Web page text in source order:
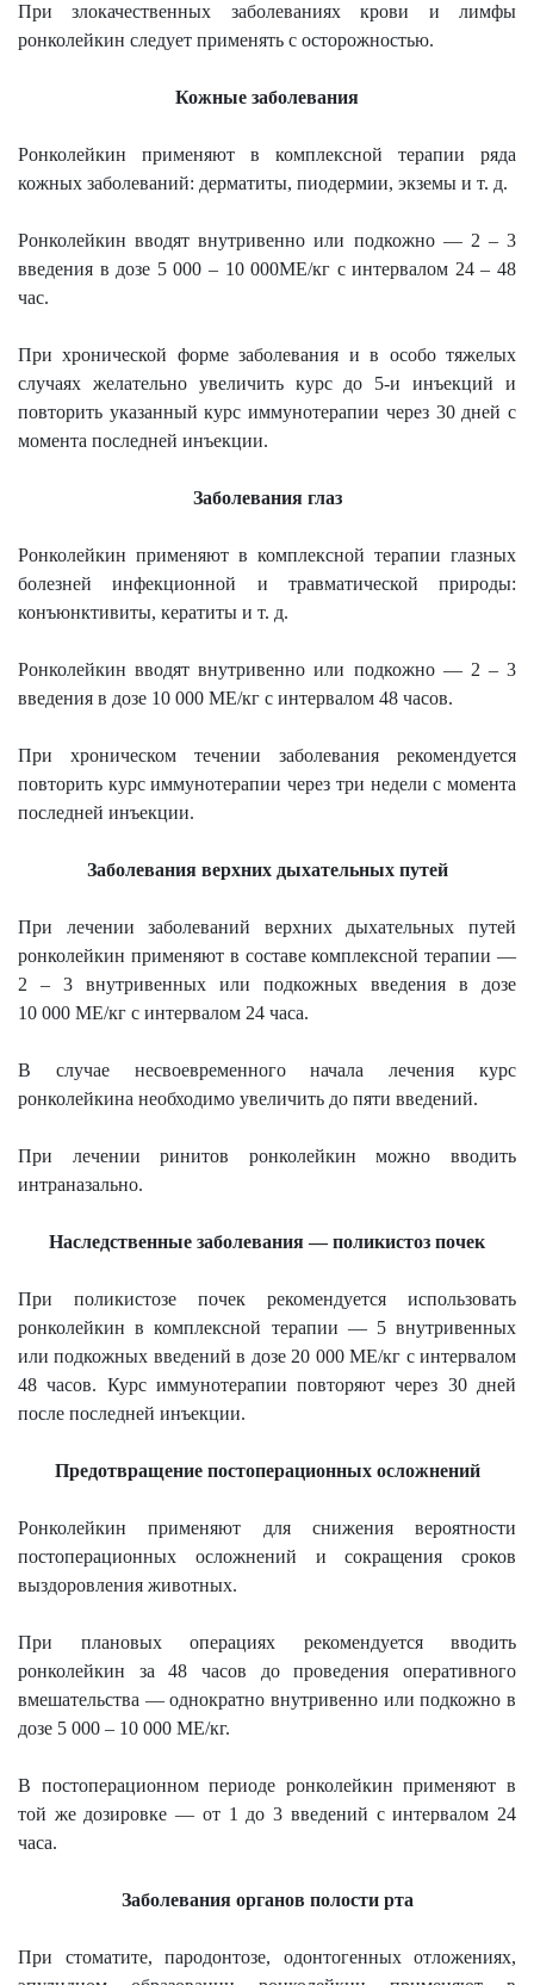
При злокачественных заболеваниях крови и лимфы
ронколейкин следует применять с осторожностью.
Кожные заболевания
Ронколейкин применяют в комплексной терапии ряда
кожных заболеваний: дерматиты, пиодермии, экземы и т. д.
Ронколейкин вводят внутривенно или подкожно — 2 – 3
введения в дозе 5 000 – 10 000МЕ/кг с интервалом 24 – 48
час.
При хронической форме заболевания и в особо тяжелых
случаях желательно увеличить курс до 5-и инъекций и
повторить указанный курс иммунотерапии через 30 дней с
момента последней инъекции.
Заболевания глаз
Ронколейкин применяют в комплексной терапии глазных
болезней инфекционной и травматической природы:
конъюнктивиты, кератиты и т. д.
Ронколейкин вводят внутривенно или подкожно — 2 – 3
введения в дозе 10 000 МЕ/кг с интервалом 48 часов.
При хроническом течении заболевания рекомендуется
повторить курс иммунотерапии через три недели с момента
последней инъекции.
Заболевания верхних дыхательных путей
При лечении заболеваний верхних дыхательных путей
ронколейкин применяют в составе комплексной терапии —
2 – 3 внутривенных или подкожных введения в дозе
10 000 МЕ/кг с интервалом 24 часа.
В случае несвоевременного начала лечения курс
ронколейкина необходимо увеличить до пяти введений.
При лечении ринитов ронколейкин можно вводить
интраназально.
Наследственные заболевания — поликистоз почек
При поликистозе почек рекомендуется использовать
ронколейкин в комплексной терапии — 5 внутривенных
или подкожных введений в дозе 20 000 МЕ/кг с интервалом
48 часов. Курс иммунотерапии повторяют через 30 дней
после последней инъекции.
Предотвращение постоперационных осложнений
Ронколейкин применяют для снижения вероятности
постоперационных осложнений и сокращения сроков
выздоровления животных.
При плановых операциях рекомендуется вводить
ронколейкин за 48 часов до проведения оперативного
вмешательства — однократно внутривенно или подкожно в
дозе 5 000 – 10 000 МЕ/кг.
В постоперационном периоде ронколейкин применяют в
той же дозировке — от 1 до 3 введений с интервалом 24
часа.
Заболевания органов полости рта
При стоматите, пародонтозе, одонтогенных отложениях,